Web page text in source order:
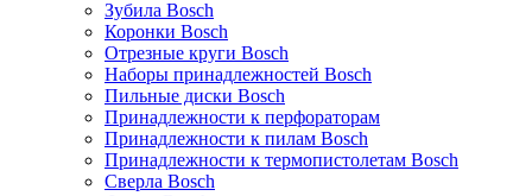
Зубила Bosch
Коронки Bosch
Отрезные круги Bosch
Наборы принадлежностей Bosch
Пильные диски Bosch
Принадлежности к перфораторам
Принадлежности к пилам Bosch
Принадлежности к термопистолетам Bosch
Сверла Bosch